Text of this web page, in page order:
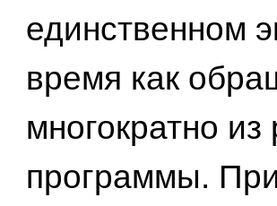
единственном
время как
многократно из
программы.